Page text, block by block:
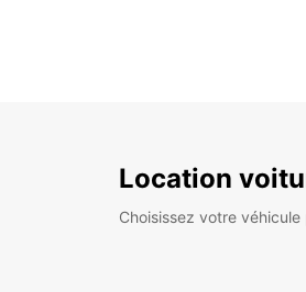
Location
Choisissez votre